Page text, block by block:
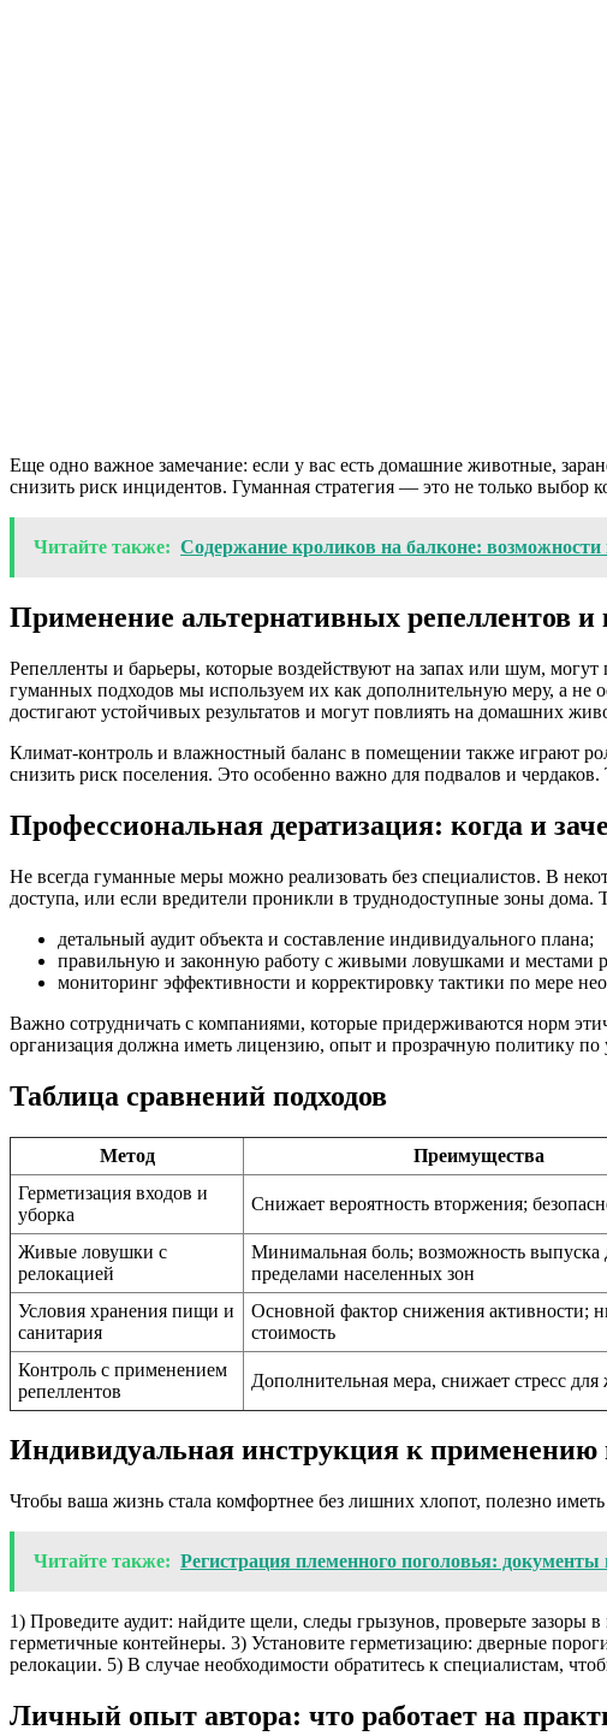
Еще одно важное замечание: если у вас есть домашние животные,
снизить риск инцидентов. Гуманная стратегия — это не только выбор
Читайте также: Содержание кроликов на балконе: возможности
Применение альтернативных репеллентов и
Репелленты и барьеры, которые воздействуют на запах или шум,
гуманных подходов мы используем их как дополнительную меру, а не
достигают устойчивых результатов и могут повлиять на домашних
Климат-контроль и влажностный баланс в помещении также играют
снизить риск поселения. Это особенно важно для подвалов и
Профессиональная дератизация: когда и
Не всегда гуманные меры можно реализовать без специалистов. В
доступа, или если вредители проникли в труднодоступные зоны
детальный аудит объекта и составление индивидуального плана;
правильную и законную работу с живыми ловушками и местами
мониторинг эффективности и корректировку тактики по мере
Важно сотрудничать с компаниями, которые придерживаются норм
организация должна иметь лицензию, опыт и прозрачную политику по
Таблица сравнений подходов
Метод Преимущества
Герметизация входов и
уборка
Снижает вероятность вторжения;
Живые ловушки с
релокацией
Минимальная боль; возможность выпуска
пределами населенных зон
Условия хранения пищи и
санитария
Основной фактор снижения активности;
стоимость
Контроль с применением
репеллентов
Дополнительная мера, снижает стресс
Индивидуальная инструкция к применению
Чтобы ваша жизнь стала комфортнее без лишних хлопот, полезно
Читайте также: Регистрация племенного поголовья:
1) Проведите аудит: найдите щели, следы грызунов, проверьте зазоры
герметичные контейнеры. 3) Установите герметизацию: дверные
релокации. 5) В случае необходимости обратитесь к специалистам,
Личный опыт автора: что работает на